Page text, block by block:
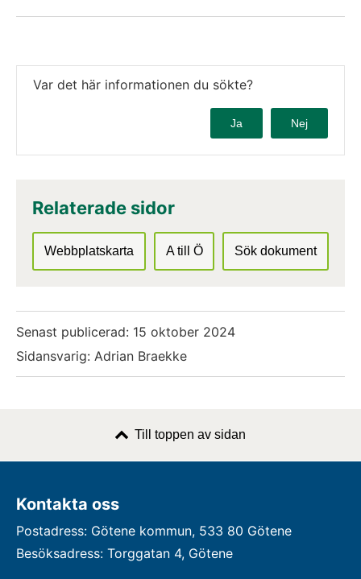
Var det här informationen du sökte?
Ja Nej
Relaterade sidor
Webbplatskarta A till Ö Sök dokument
Senast publicerad: 15 oktober 2024
Sidansvarig: Adrian Braekke
Till toppen av sidan
Kontakta oss
Postadress: Götene kommun, 533 80 Götene
Besöksadress: Torggatan 4, Götene